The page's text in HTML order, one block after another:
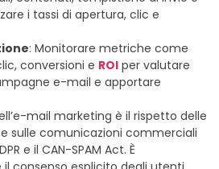
i tassi di apertura, clic e
: Monitorare metriche come
conversioni e ROI per valutare
e-mail e apportare
mail marketing è il rispetto delle
sulle comunicazioni commerciali
e il CAN-SPAM Act. È